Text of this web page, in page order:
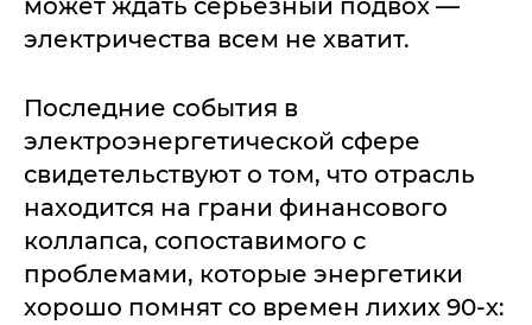
может ждать серьезный подвох —
электричества всем не хватит.
Последние события в
электроэнергетической сфере
свидетельствуют о том, что отрасль
находится на грани финансового
коллапса, сопоставимого с
проблемами, которые энергетики
хорошо помнят со времен лихих 90-х: